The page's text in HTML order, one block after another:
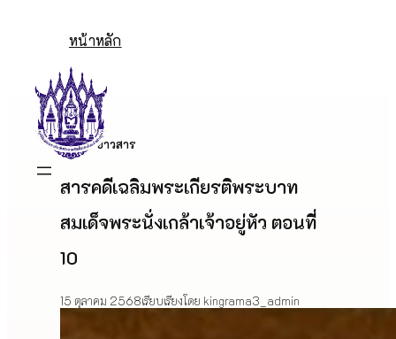
หน้าหลัก
ข่าวสาร
สารคดีเฉลิมพระเกียรติพระบาท
สมเด็จพระนั่งเกล้าเจ้าอยู่หัว ตอนที่
10
15 ตุลาคม 2568เรียบเรียงโดย kingrama3_admin